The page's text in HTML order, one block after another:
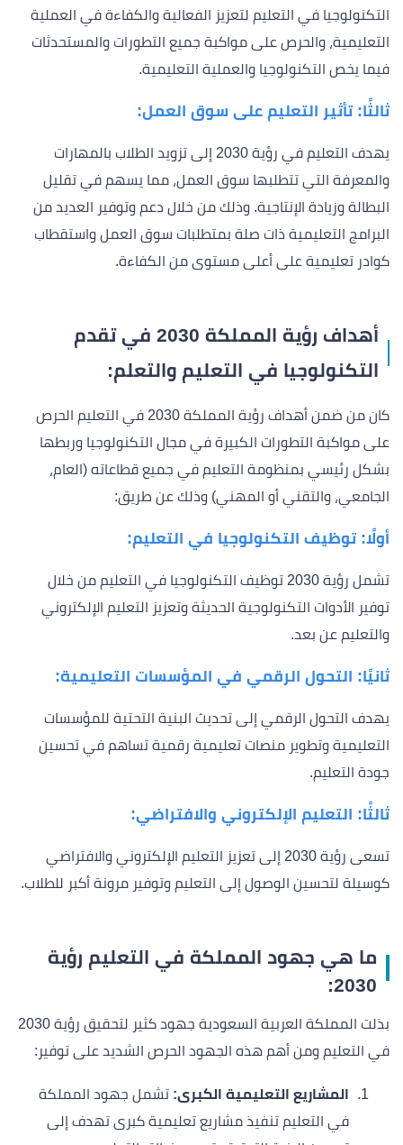
التكنولوجيا في التعليم لتعزيز الفعالية والكفاءة في العملية
التعليمية، والحرص على مواكبة جميع التطورات والمستحدثات
فيما يخص التكنولوجيا والعملية التعليمية.
ثالثًا: تأثير التعليم على سوق العمل:
يهدف التعليم في رؤية 2030 إلى تزويد الطلاب بالمهارات
والمعرفة التي تتطلبها سوق العمل، مما يسهم في تقليل
البطالة وزيادة الإنتاجية. وذلك من خلال دعم وتوفير العديد من
البرامج التعليمية ذات صلة بمتطلبات سوق العمل واستقطاب
كوادر تعليمية على أعلى مستوى من الكفاءة.
أهداف رؤية المملكة 2030 في تقدم
التكنولوجيا في التعليم والتعلم:
كان من ضمن أهداف رؤية المملكة 2030 في التعليم الحرص
على مواكبة التطورات الكبيرة في مجال التكنولوجيا وربطها
بشكل رئيسي بمنظومة التعليم في جميع قطاعاته (العام،
الجامعي، والتقني أو المهني) وذلك عن طريق:
أولًا: توظيف التكنولوجيا في التعليم:
تشمل رؤية 2030 توظيف التكنولوجيا في التعليم من خلال
توفير الأدوات التكنولوجية الحديثة وتعزيز التعليم الإلكتروني
والتعليم عن بعد.
ثانيًا: التحول الرقمي في المؤسسات التعليمية:
يهدف التحول الرقمي إلى تحديث البنية التحتية للمؤسسات
التعليمية وتطوير منصات تعليمية رقمية تساهم في تحسين
جودة التعليم.
ثالثًا: التعليم الإلكتروني والافتراضي:
تسعى رؤية 2030 إلى تعزيز التعليم الإلكتروني والافتراضي
كوسيلة لتحسين الوصول إلى التعليم وتوفير مرونة أكبر للطلاب.
ما هي جهود المملكة في التعليم رؤية
2030:
بذلت المملكة العربية السعودية جهود كثير لتحقيق رؤية 2030
في التعليم ومن أهم هذه الجهود الحرص الشديد على توفير:
المشاريع التعليمية الكبرى: تشمل جهود المملكة
في التعليم تنفيذ مشاريع تعليمية كبرى تهدف إلى